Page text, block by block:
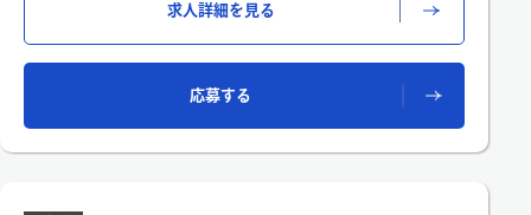
求人詳細を見る
応募する